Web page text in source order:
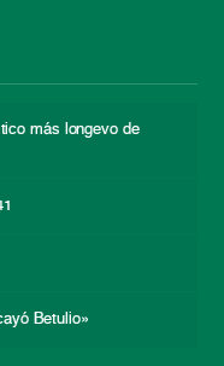
más longevo de
Betulio»